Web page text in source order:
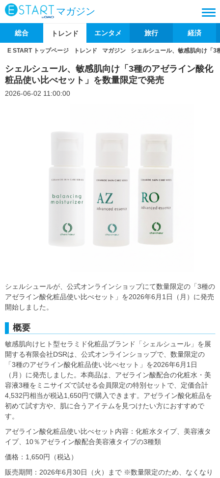
マガジン
総合 トレンド エンタメ 旅行 経済
E START トップページ トレンド マガジン シェルシュール、敏感肌向け「3
シェルシュール、敏感肌向け「3種のアゼライン酸化
粧品使い比べセット」を数量限定で発売
2026-06-02 11:00:00
シェルシュールが、公式オンラインショップにて数量限定の「3種の
アゼライン酸化粧品使い比べセット」を2026年6月1日（月）に発売
開始しました。
概要
敏感肌向けヒト型セラミド化粧品ブランド「シェルシュール」を展
開する有限会社DSRは、公式オンラインショップで、数量限定の
「3種のアゼライン酸化粧品使い比べセット」を2026年6月1日
（月）に発売しました。本商品は、アゼライン酸配合の化粧水・美
容液3種をミニサイズで試せる会員限定の特別セットで、定価合計
4,532円相当が税込1,650円で購入できます。アゼライン酸化粧品を
初めて試す方や、肌に合うアイテムを見つけたい方におすすめで
す。
アゼライン酸化粧品使い比べセット内容：化粧水タイプ、美容液タ
イプ、10％アゼライン酸配合美容液タイプの3種類
価格：1,650円（税込）
販売期間：2026年6月30日（火）まで ※数量限定のため、なくなり